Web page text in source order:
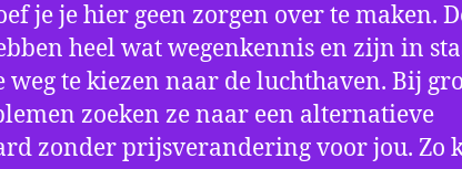
je je hier geen zorgen over te maken.
heel wat wegenkennis en zijn in
weg te kiezen naar de luchthaven. Bij
zoeken ze naar een alternatieve
zonder prijsverandering voor jou. Zo